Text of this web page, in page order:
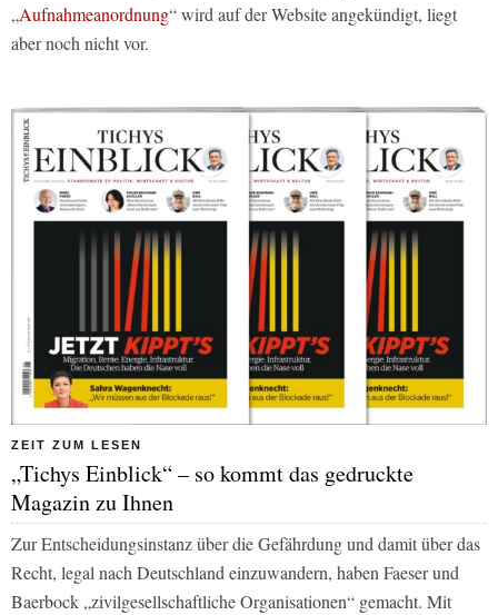
„Aufnahmeanordnung“ wird auf der Website angekündigt, liegt
aber noch nicht vor.
ZEIT ZUM LESEN
„Tichys Einblick“ – so kommt das gedruckte
Magazin zu Ihnen
Zur Entscheidungsinstanz über die Gefährdung und damit über das
Recht, legal nach Deutschland einzuwandern, haben Faeser und
Baerbock „zivilgesellschaftliche Organisationen“ gemacht. Mit